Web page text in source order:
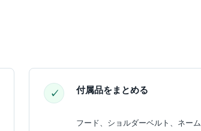
付属品をまとめる
フード、ショルダーベルト、ネー